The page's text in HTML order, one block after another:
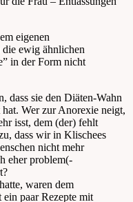
eigenen
ewig ähnlichen
in der Form nicht
dass sie den Diäten-Wahn
Wer zur Anorexie neigt,
isst, dem (der) fehlt
dass wir in Klischees
nicht mehr
eher problem(-
waren dem
paar Rezepte mit